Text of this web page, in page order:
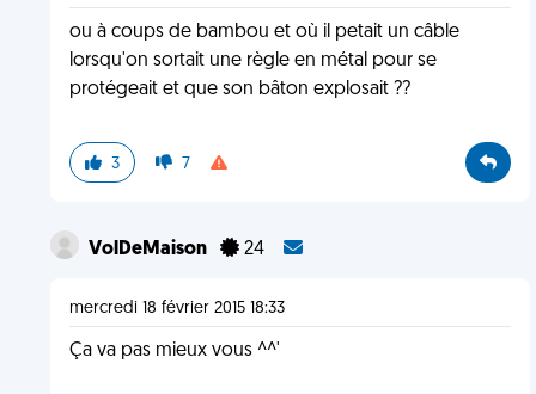
ou à coups de bambou et où il petait un câble
lorsqu'on sortait une règle en métal pour se
protégeait et que son bâton explosait ??
3 7
VolDeMaison 24
mercredi 18 février 2015 18:33
Ça va pas mieux vous ^^'